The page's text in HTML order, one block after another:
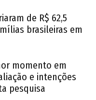
de R$ 62,5
brasileiras em
momento em
e intenções
pesquisa